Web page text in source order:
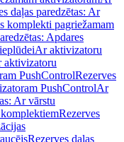
daļas paredzētas: Ar
komplekti pagriežamam
Apdares
Ar aktivizatoru
aktivizatoru
PushControlRezerves
PushControlAr
Ar vārstu
Rezerves
Rezerves daļas